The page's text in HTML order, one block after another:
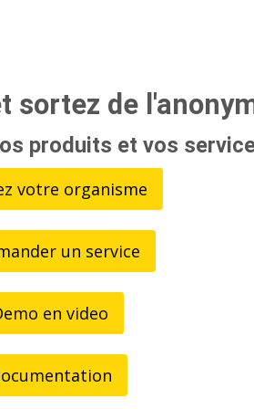
sortez de
produits et vos
votre organisme
un service
en video